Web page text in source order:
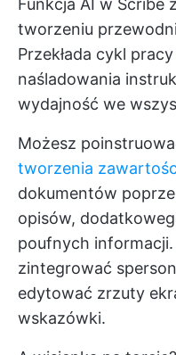
Funkcja AI w Scribe
tworzeniu
Przekłada cykl
naśladowania
wydajność we
Możesz
tworzenia
dokumentów
opisów,
poufnych
zintegrować
edytować zrzuty
wskazówki.